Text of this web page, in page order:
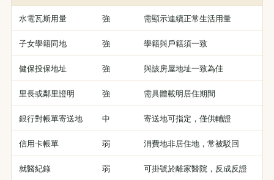
水電瓦斯用量 強 需顯示連續正常生活用量
子女學籍同地 強 學籍與戶籍須一致
健保投保地址 強 與該房屋地址一致為佳
里長或鄰里證明 強 需具體載明居住期間
銀行對帳單寄送地 中 寄送地可指定，僅供輔證
信用卡帳單 弱 消費地非居住地，常被駁回
就醫紀錄 弱 可掛號於離家醫院，反成反證